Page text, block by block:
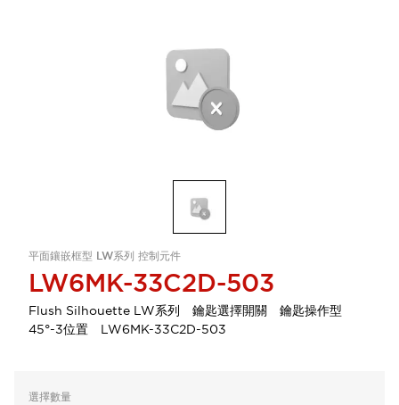
平面鑲嵌框型 LW系列 控制元件
LW6MK-33C2D-503
Flush Silhouette LW系列 鑰匙選擇開關 鑰匙操作型
45°-3位置 LW6MK-33C2D-503
選擇數量